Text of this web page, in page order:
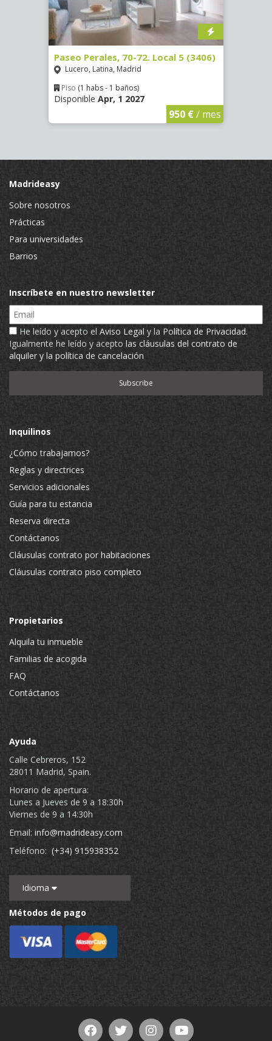
Paseo Perales, 70-72. Local 5 (3406)
Lucero, Latina, Madrid
Piso (1 habs - 1 baños)
Disponible Apr, 1 2027
950 €/ mes
Madrideasy
Sobre nosotros
Prácticas
Para universidades
Barrios
Inscríbete en nuestro newsletter
Email
He leído y acepto el Aviso Legal y la Política de Privacidad.
Igualmente he leído y acepto las cláusulas del contrato de
alquiler y la política de cancelación
Inquilinos
¿Cómo trabajamos?
Reglas y directrices
Servicios adicionales
Guía para tu estancia
Reserva directa
Contáctanos
Cláusulas contrato por habitaciones
Cláusulas contrato piso completo
Propietarios
Alquila tu inmueble
Familias de acogida
FAQ
Contáctanos
Ayuda
Calle Cebreros, 152
28011 Madrid, Spain.
Horario de apertura:
Lunes a Jueves de 9 a 18:30h
Viernes de 9 a 14:30h
Email: info@madrideasy.com
Teléfono: (+34) 915938352
Idioma
Métodos de pago